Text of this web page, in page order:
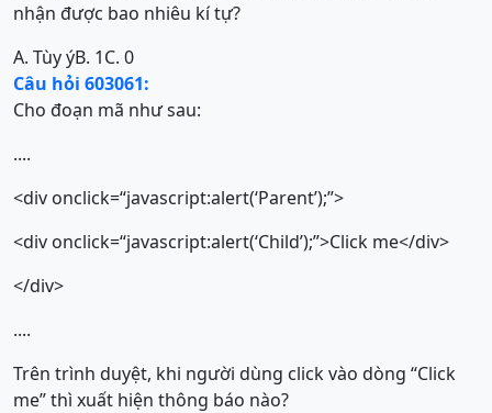
nhận được bao nhiêu kí tự?
A. Tùy ýB. 1C. 0
Câu hỏi 603061:
Cho đoạn mã như sau:
....
<div onclick=“javascript:alert(‘Parent’);”>
<div onclick=“javascript:alert(‘Child’);”>Click me</div>
</div>
....
Trên trình duyệt, khi người dùng click vào dòng “Click
me” thì xuất hiện thông báo nào?